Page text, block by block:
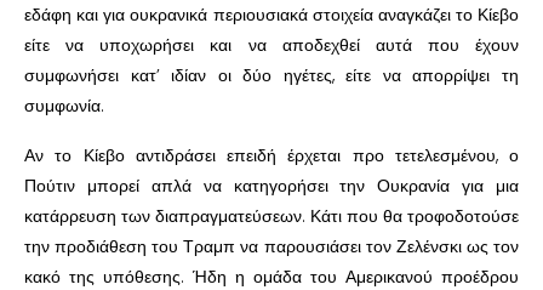
εδάφη και για ουκρανικά περιουσιακά στοιχεία αναγκάζει το Κίεβο
είτε να υποχωρήσει και να αποδεχθεί αυτά που έχουν
συμφωνήσει κατ’ ιδίαν οι δύο ηγέτες, είτε να απορρίψει τη
συμφωνία.
Αν το Κίεβο αντιδράσει επειδή έρχεται προ τετελεσμένου, ο
Πούτιν μπορεί απλά να κατηγορήσει την Ουκρανία για μια
κατάρρευση των διαπραγματεύσεων. Κάτι που θα τροφοδοτούσε
την προδιάθεση του Τραμπ να παρουσιάσει τον Ζελένσκι ως τον
κακό της υπόθεσης. Ήδη η ομάδα του Αμερικανού προέδρου